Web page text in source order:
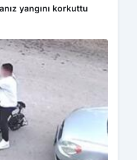
yangını korkuttu
yaşamanızı sağlamak için
için
Gizlilik Politikamız